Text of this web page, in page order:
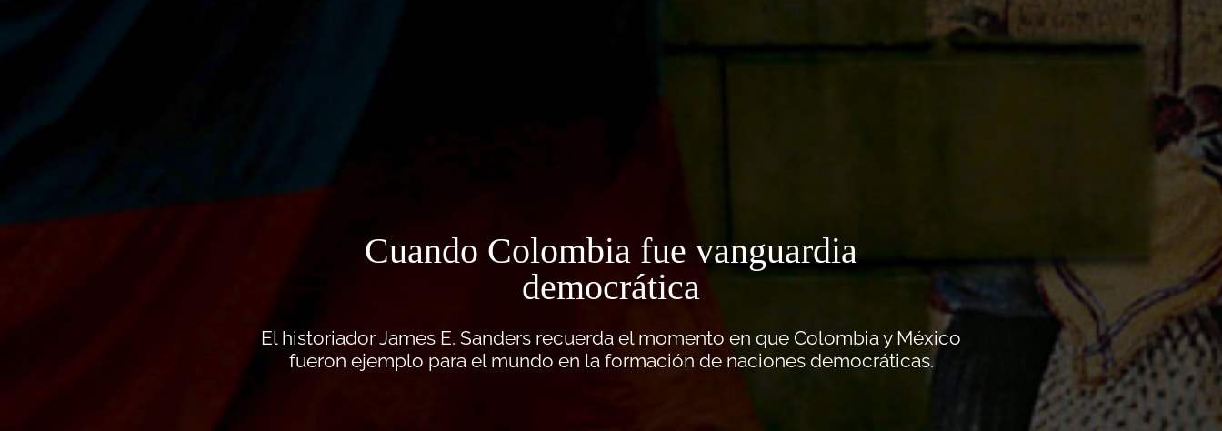
Cuando Colombia fue vanguardia
democrática
El historiador James E. Sanders recuerda el momento en que Colombia y México
fueron ejemplo para el mundo en la formación de naciones democráticas.